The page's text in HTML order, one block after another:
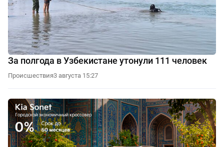
За полгода в Узбекистане утонули 111 человек
Происшествия3 августа 15:27